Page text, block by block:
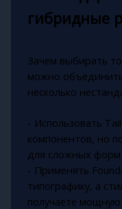
гибридные
Зачем выбирать
можно
несколько
- Использовать
компонентов, но
для сложных
- Применять
типографику, а
получаете мощную